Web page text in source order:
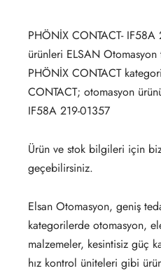
PHÖNİX CONTACT- IF58A
ürünleri ELSAN Otomasyon
PHÖNİX CONTACT
CONTACT; otomasyon
IF58A 219-01357
Ürün ve stok bilgileri için
geçebilirsiniz.
Elsan Otomasyon, geniş
kategorilerde otomasyon,
malzemeler, kesintisiz güç
hız kontrol üniteleri gibi